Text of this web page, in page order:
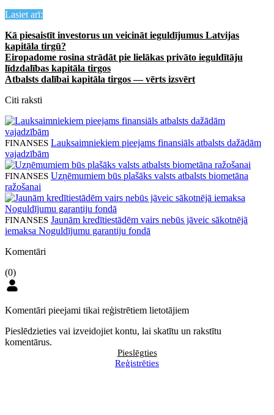
Lasiet arī:
Kā piesaistīt investorus un veicināt ieguldījumus Latvijas
kapitāla tirgū?
Eiropadome rosina strādāt pie lielākas privāto ieguldītāju
līdzdalības kapitāla tirgos
Atbalsts dalībai kapitāla tirgos — vērts izsvērt
Citi raksti
FINANSES Lauksaimniekiem pieejams finansiāls atbalsts dažādām
vajadzībām
FINANSES Uzņēmumiem būs plašāks valsts atbalsts biometāna
ražošanai
FINANSES Jaunām kredītiestādēm vairs nebūs jāveic sākotnējā
iemaksa Noguldījumu garantiju fondā
Komentāri
(0)
Komentāri pieejami tikai reģistrētiem lietotājiem
Pieslēdzieties vai izveidojiet kontu, lai skatītu un rakstītu
komentārus.
Pieslēgties
Reģistrēties